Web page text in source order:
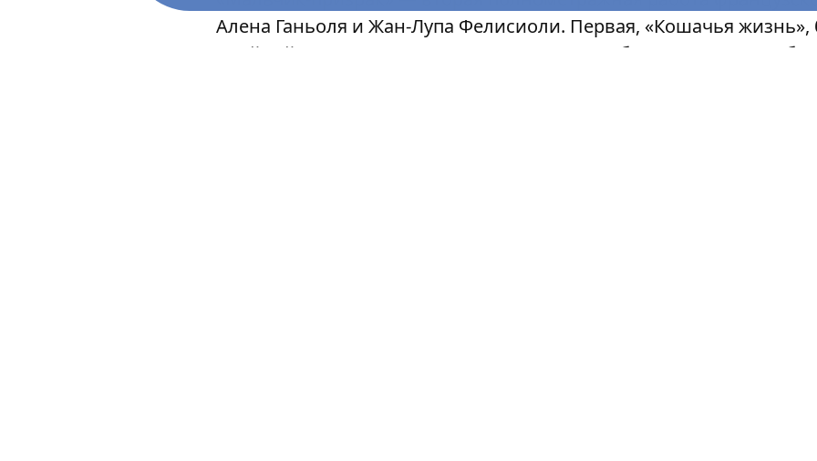
Алена Ганьоля и Жан-Лупа Фелисиоли. Первая, «Кошачья
двойной жизни кота-авантюриста, днем изображающего из